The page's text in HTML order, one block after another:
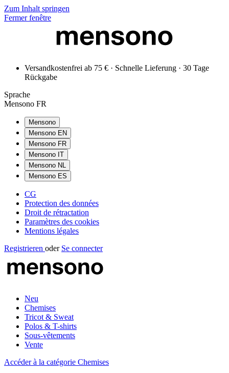
Zum Inhalt springen
Fermer fenêtre
Versandkostenfrei ab 75 € · Schnelle Lieferung · 30 Tage
Rückgabe
Sprache
Mensono FR
Mensono
Mensono EN
Mensono FR
Mensono IT
Mensono NL
Mensono ES
CG
Protection des données
Droit de rétractation
Paramètres des cookies
Mentions légales
Registrieren oder Se connecter
Neu
Chemises
Tricot & Sweat
Polos & T-shirts
Sous-vêtements
Vente
Accéder à la catégorie Chemises